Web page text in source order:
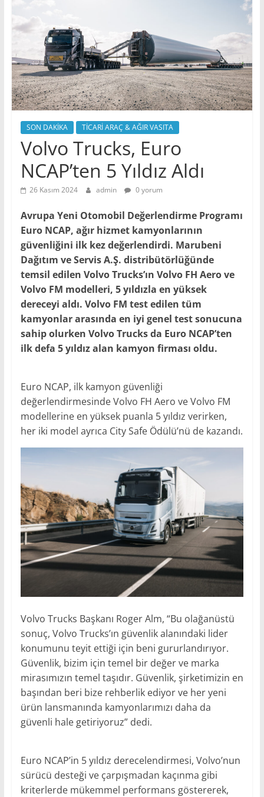
SON DAKİKA TİCARİ ARAÇ & AĞIR VASITA
Volvo Trucks, Euro
NCAP’ten 5 Yıldız Aldı
26 Kasım 2024 admin 0 yorum
Avrupa Yeni Otomobil Değerlendirme Programı
Euro NCAP, ağır hizmet kamyonlarının
güvenliğini ilk kez değerlendirdi. Marubeni
Dağıtım ve Servis A.Ş. distribütörlüğünde
temsil edilen Volvo Trucks’ın Volvo FH Aero ve
Volvo FM modelleri, 5 yıldızla en yüksek
dereceyi aldı. Volvo FM test edilen tüm
kamyonlar arasında en iyi genel test sonucuna
sahip olurken Volvo Trucks da Euro NCAP’ten
ilk defa 5 yıldız alan kamyon firması oldu.
Euro NCAP, ilk kamyon güvenliği
değerlendirmesinde Volvo FH Aero ve Volvo FM
modellerine en yüksek puanla 5 yıldız verirken,
her iki model ayrıca City Safe Ödülü’nü de kazandı.
Volvo Trucks Başkanı Roger Alm, “Bu olağanüstü
sonuç, Volvo Trucks’ın güvenlik alanındaki lider
konumunu teyit ettiği için beni gururlandırıyor.
Güvenlik, bizim için temel bir değer ve marka
mirasımızın temel taşıdır. Güvenlik, şirketimizin en
başından beri bize rehberlik ediyor ve her yeni
ürün lansmanında kamyonlarımızı daha da
güvenli hale getiriyoruz” dedi.
Euro NCAP’in 5 yıldız derecelendirmesi, Volvo’nun
sürücü desteği ve çarpışmadan kaçınma gibi
kriterlerde mükemmel performans göstererek,